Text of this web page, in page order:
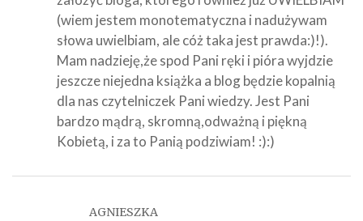
(wiem jestem monotematyczna i nadużywam
słowa uwielbiam, ale cóż taka jest prawda:)!).
Mam nadzieję,że spod Pani ręki i pióra wyjdzie
jeszcze niejedna książka a blog będzie kopalnią
dla nas czytelniczek Pani wiedzy. Jest Pani
bardzo mądrą, skromną,odważną i piękną
Kobietą, i za to Panią podziwiam! :):)
AGNIESZKA